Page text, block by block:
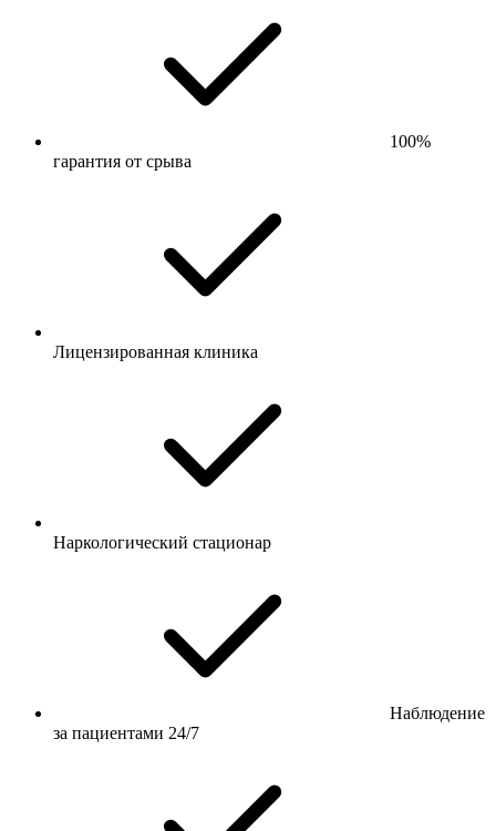
100%
гарантия от срыва
Лицензированная клиника
Наркологический стационар
Наблюдение
за пациентами 24/7